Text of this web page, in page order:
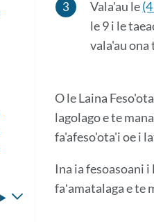
Vala'au le
le 9 i le
vala'au ona
O le Laina
lagolago e te
fa'afeso'ota'i oe i
Ina ia fesoasoani i
faʻamatalaga e te
Fa'asolo